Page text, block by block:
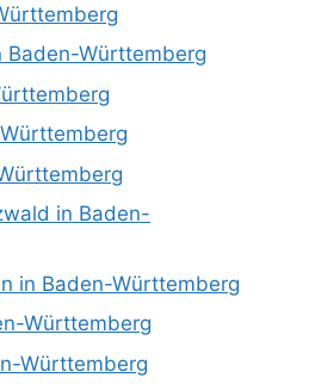
Baden-Württemberg
in Baden-
in Baden-Württemberg
Württemberg
Württemberg